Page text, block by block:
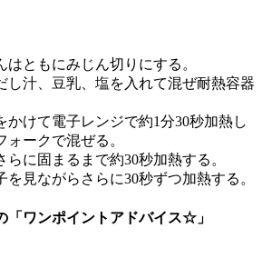
ともにみじん切りにする。
汁、豆乳、塩を入れて混ぜ耐熱容器
けて電子レンジで約1分30秒加熱し
ークで混ぜる。
に固まるまで約30秒加熱する。
を見ながらさらに30秒ずつ加熱する。
「ワンポイントアドバイス☆」